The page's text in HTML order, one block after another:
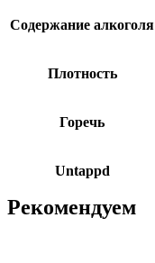
Содержание алкоголя
Плотность
Горечь
Untappd
Рекомендуем